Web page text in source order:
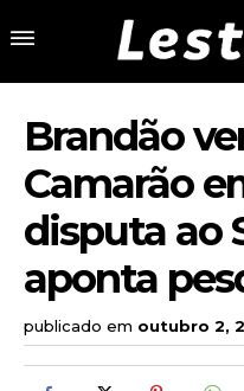
Brandão
Camarão
disputa ao
aponta
publicado em outubro 2,